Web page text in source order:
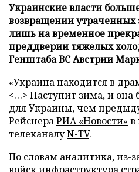
Украинские власти
возвращении утраченных
лишь на временное
преддверии тяжелых
Генштаба ВС Австрии
«Украина находится в
<…> Наступит зима, и она
для Украины, чем
РейснераРИА «Новости» в
телеканалуN-TV.
По словам аналитика, из-